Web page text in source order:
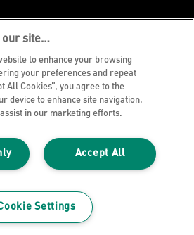
our site…
to enhance your browsing
your preferences and repeat
All Cookies”, you agree to the
device to enhance site navigation,
in our marketing efforts.
Accept All
Settings